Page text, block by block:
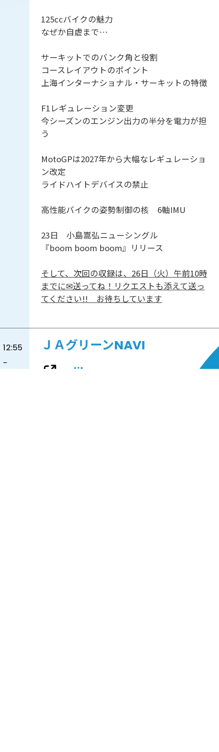
125ccバイクの魅力
なぜか自虐まで…
サーキットでのバンク角と役割
コースレイアウトのポイント
上海インターナショナル・サーキットの特徴
F1レギュレーション変更
今シーズンのエンジン出力の半分を電力が担
う
MotoGPは2027年から大幅なレギュレーショ
ン改定
ライドハイトデバイスの禁止
高性能バイクの姿勢制御の核 6軸IMU
23日 小島嵩弘ニューシングル
『boom boom boom』リリース
そして、次回の収録は、26日（火）午前10時
までに✉送ってね！リクエストも添えて送っ
てください!! お待ちしています
12:55
-
ＪＡグリーンNAVI